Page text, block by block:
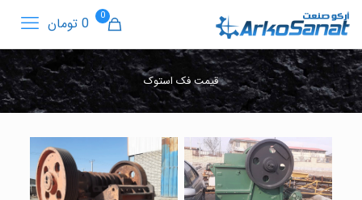
0 0 تومان
قیمت فک استوک